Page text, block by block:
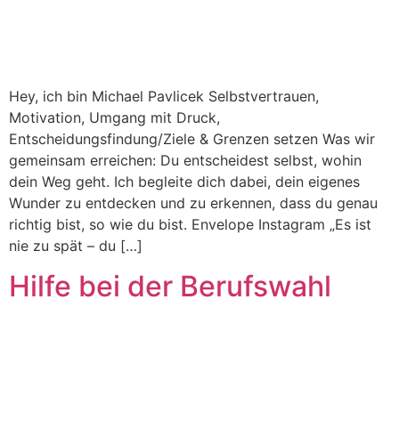
Hey, ich bin Michael Pavlicek Selbstvertrauen,
Motivation, Umgang mit Druck,
Entscheidungsfindung/Ziele & Grenzen setzen Was wir
gemeinsam erreichen: Du entscheidest selbst, wohin
dein Weg geht. Ich begleite dich dabei, dein eigenes
Wunder zu entdecken und zu erkennen, dass du genau
richtig bist, so wie du bist. Envelope Instagram „Es ist
nie zu spät – du […]
Hilfe bei der Berufswahl